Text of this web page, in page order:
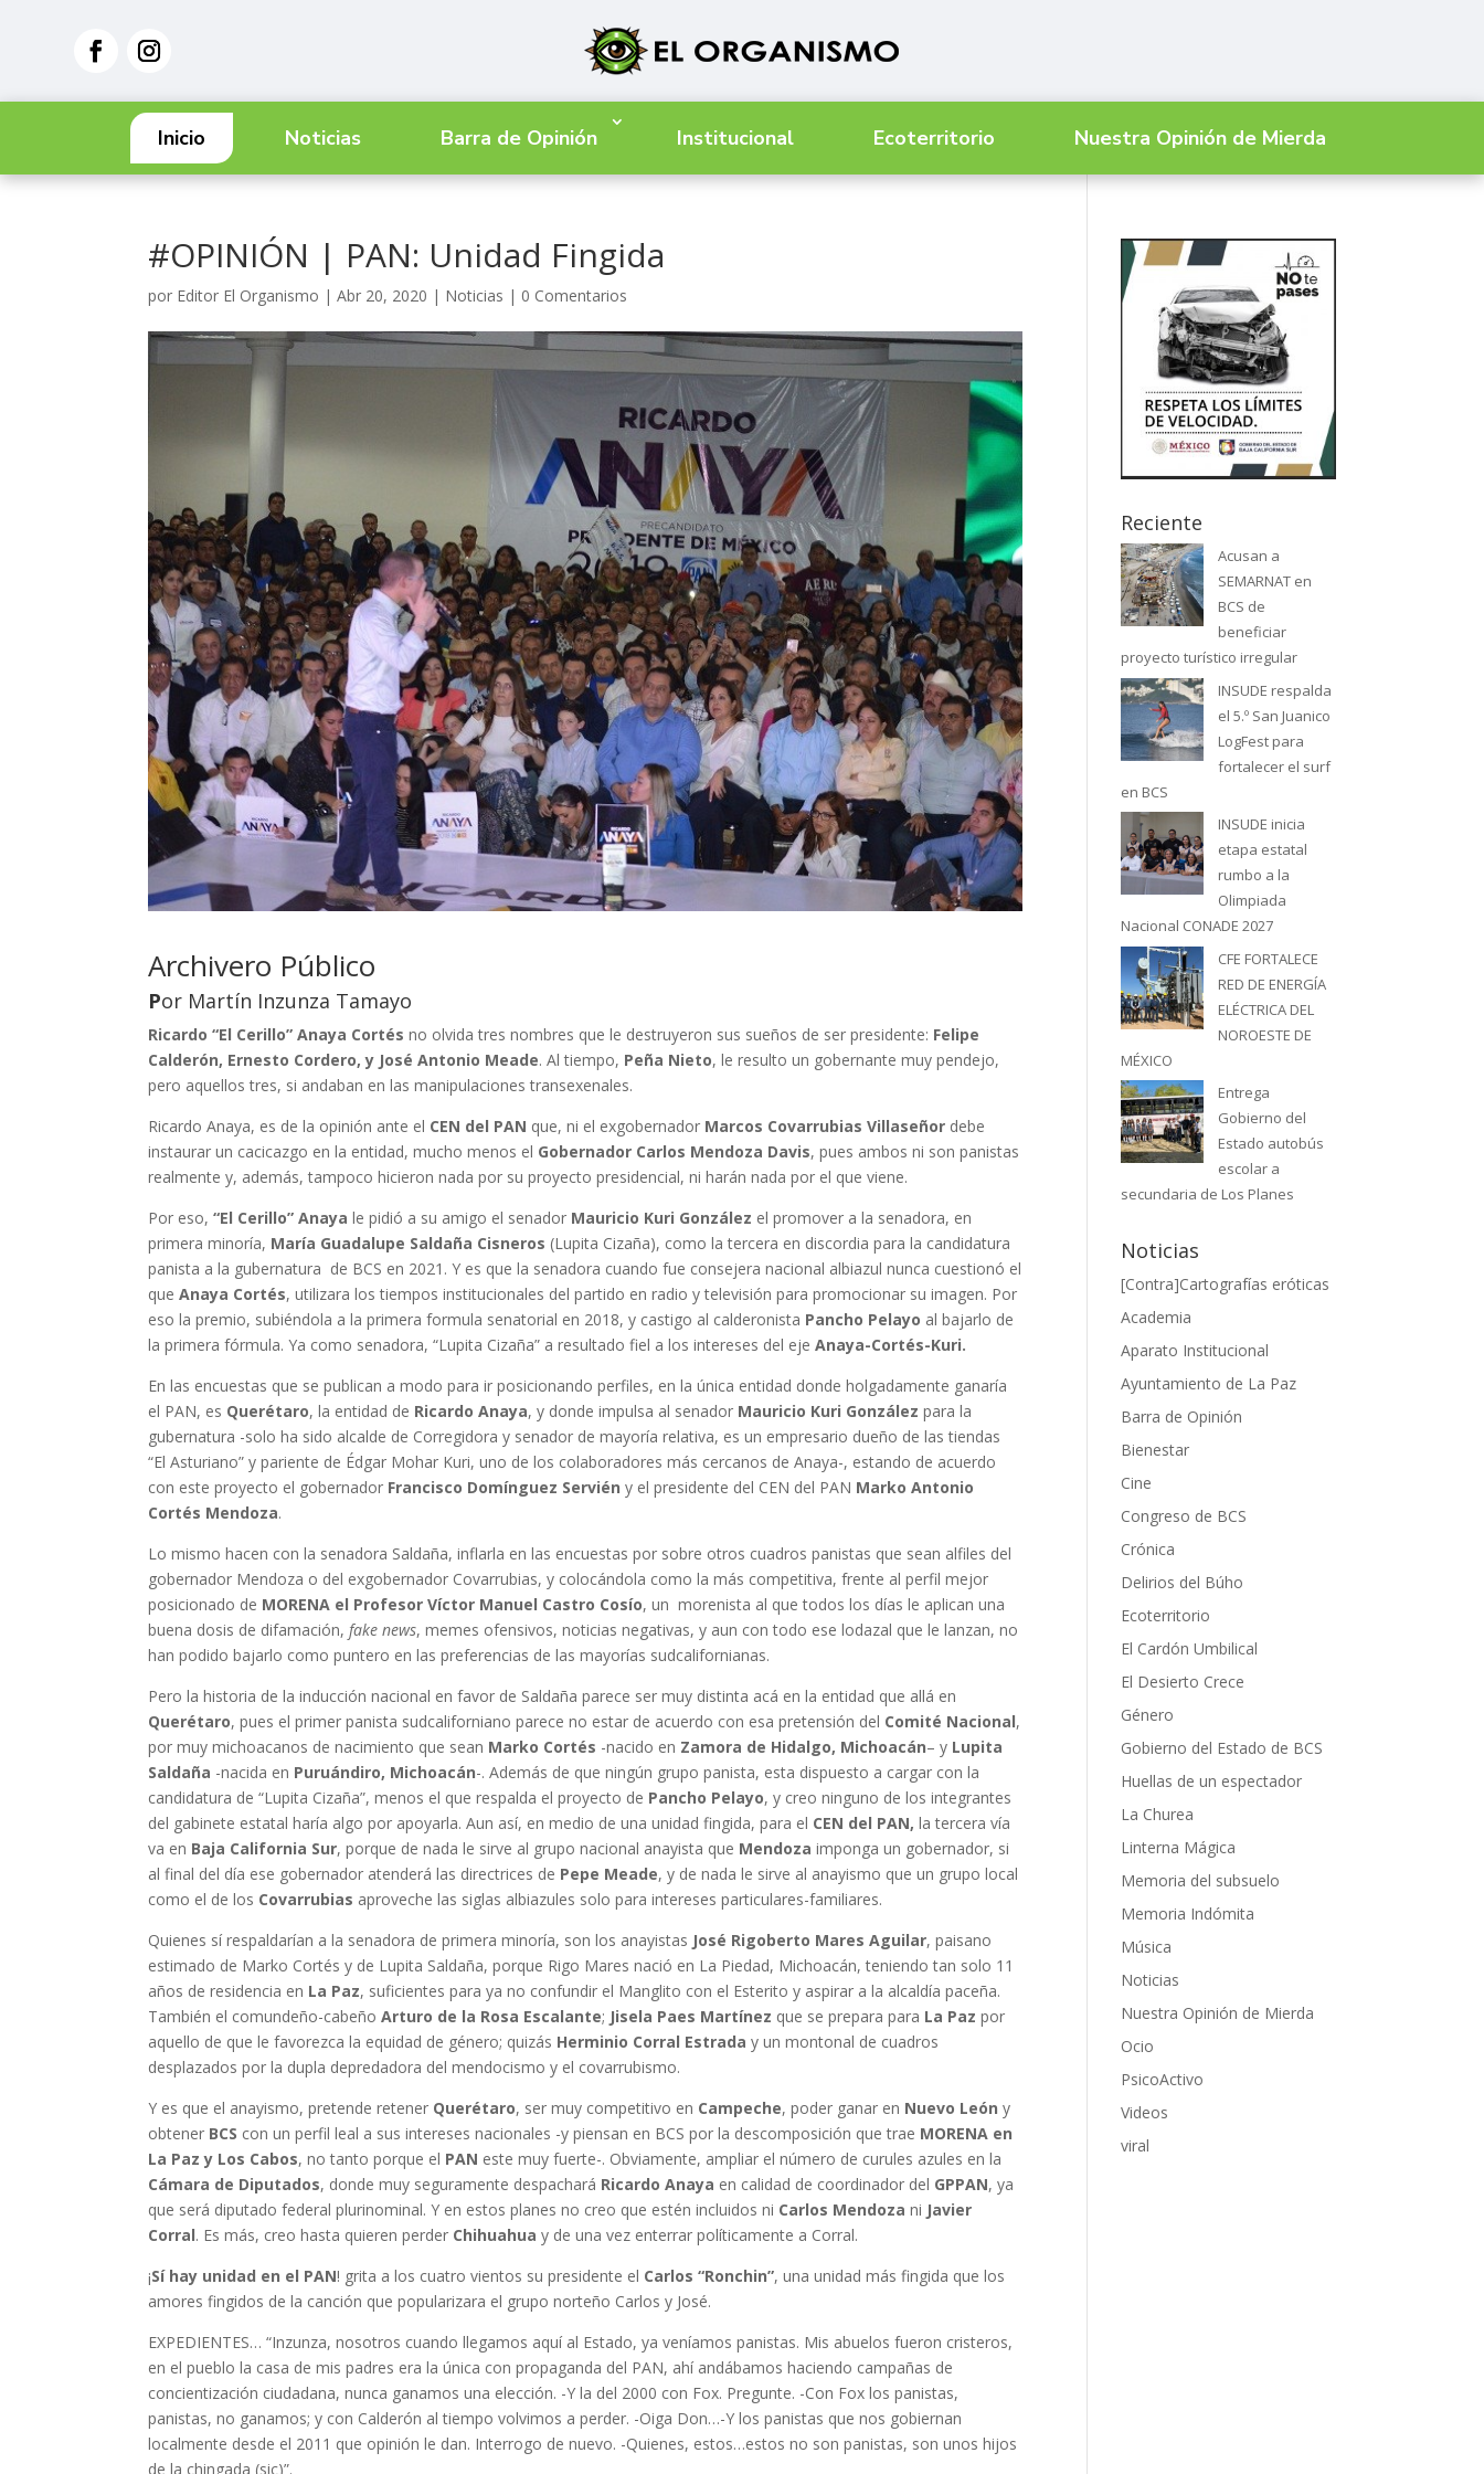
Inicio Noticias Barra de Opinión Institucional Ecoterritorio Nuestra Opinión de Mierda
#OPINIÓN | PAN: Unidad Fingida
por Editor El Organismo |Abr 20, 2020 | Noticias | 0 Comentarios
Archivero Público
Por Martín Inzunza Tamayo
Ricardo “El Cerillo” Anaya Cortés no olvida tres nombres que le destruyeron sus sueños de ser presidente: Felipe
Calderón, Ernesto Cordero, y José Antonio Meade. Al tiempo, Peña Nieto, le resulto un gobernante muy pendejo,
pero aquellos tres, si andaban en las manipulaciones transexenales.
Ricardo Anaya, es de la opinión ante el CEN del PAN que, ni el exgobernador Marcos Covarrubias Villaseñor debe
instaurar un cacicazgo en la entidad, mucho menos el Gobernador Carlos Mendoza Davis, pues ambos ni son panistas
realmente y, además, tampoco hicieron nada por su proyecto presidencial, ni harán nada por el que viene.
Por eso,“El Cerillo” Anaya le pidió a su amigo el senador Mauricio Kuri González el promover a la senadora, en
primera minoría, María Guadalupe Saldaña Cisneros (Lupita Cizaña), como la tercera en discordia para la candidatura
panista a la gubernatura de BCS en 2021. Y es que la senadora cuando fue consejera nacional albiazul nunca cuestionó el
queAnaya Cortés, utilizara los tiempos institucionales del partido en radio y televisión para promocionar su imagen. Por
eso la premio, subiéndola a la primera formula senatorial en 2018, y castigo al calderonista Pancho Pelayo al bajarlo de
la primera fórmula. Ya como senadora, “Lupita Cizaña” a resultado fiel a los intereses del ejeAnaya-Cortés-Kuri.
En las encuestas que se publican a modo para ir posicionando perfiles, en la única entidad donde holgadamente ganaría
el PAN, es Querétaro, la entidad de Ricardo Anaya, y donde impulsa al senador Mauricio Kuri González para la
gubernatura -solo ha sido alcalde de Corregidora y senador de mayoría relativa, es un empresario dueño de las tiendas
“El Asturiano” y pariente de Édgar Mohar Kuri, uno de los colaboradores más cercanos de Anaya-, estando de acuerdo
con este proyecto el gobernador Francisco Domínguez Servién y el presidente del CEN del PAN Marko Antonio
Cortés Mendoza.
Lo mismo hacen con la senadora Saldaña, inflarla en las encuestas por sobre otros cuadros panistas que sean alfiles del
gobernador Mendoza o del exgobernador Covarrubias, y colocándola como la más competitiva, frente al perfil mejor
posicionado de MORENA el Profesor Víctor Manuel Castro Cosío, un morenista al que todos los días le aplican una
buena dosis de difamación,fake news, memes ofensivos, noticias negativas, y aun con todo ese lodazal que le lanzan, no
han podido bajarlo como puntero en las preferencias de las mayorías sudcalifornianas.
Pero la historia de la inducción nacional en favor de Saldaña parece ser muy distinta acá en la entidad que allá en
Querétaro, pues el primer panista sudcaliforniano parece no estar de acuerdo con esa pretensión del Comité Nacional,
por muy michoacanos de nacimiento que sean Marko Cortés -nacido en Zamora de Hidalgo, Michoacán– y Lupita
Saldaña -nacida en Puruándiro, Michoacán-. Además de que ningún grupo panista, esta dispuesto a cargar con la
candidatura de “Lupita Cizaña”, menos el que respalda el proyecto de Pancho Pelayo, y creo ninguno de los integrantes
del gabinete estatal haría algo por apoyarla. Aun así, en medio de una unidad fingida, para el CEN del PAN, la tercera vía
va en Baja California Sur, porque de nada le sirve al grupo nacional anayista que Mendoza imponga un gobernador, si
al final del día ese gobernador atenderá las directrices de Pepe Meade, y de nada le sirve al anayismo que un grupo local
como el de los Covarrubias aproveche las siglas albiazules solo para intereses particulares-familiares.
Quienes sí respaldarían a la senadora de primera minoría, son los anayistas José Rigoberto Mares Aguilar, paisano
estimado de Marko Cortés y de Lupita Saldaña, porque Rigo Mares nació en La Piedad, Michoacán, teniendo tan solo 11
años de residencia en La Paz, suficientes para ya no confundir el Manglito con el Esterito y aspirar a la alcaldía paceña.
También el comundeño-cabeñoArturo de la Rosa Escalante; Jisela Paes Martínez que se prepara para La Paz por
aquello de que le favorezca la equidad de género; quizás Herminio Corral Estrada y un montonal de cuadros
desplazados por la dupla depredadora del mendocismo y el covarrubismo.
Y es que el anayismo, pretende retener Querétaro, ser muy competitivo en Campeche, poder ganar en Nuevo León y
obtener BCS con un perfil leal a sus intereses nacionales -y piensan en BCS por la descomposición que trae MORENA en
La Paz y Los Cabos, no tanto porque el PAN este muy fuerte-. Obviamente, ampliar el número de curules azules en la
Cámara de Diputados, donde muy seguramente despachará Ricardo Anaya en calidad de coordinador del GPPAN, ya
que será diputado federal plurinominal. Y en estos planes no creo que estén incluidos ni Carlos Mendoza ni Javier
Corral. Es más, creo hasta quieren perder Chihuahua y de una vez enterrar políticamente a Corral.
¡Sí hay unidad en el PAN! grita a los cuatro vientos su presidente el Carlos “Ronchin”, una unidad más fingida que los
amores fingidos de la canción que popularizara el grupo norteño Carlos y José.
EXPEDIENTES… “Inzunza, nosotros cuando llegamos aquí al Estado, ya veníamos panistas. Mis abuelos fueron cristeros,
en el pueblo la casa de mis padres era la única con propaganda del PAN, ahí andábamos haciendo campañas de
concientización ciudadana, nunca ganamos una elección. -Y la del 2000 con Fox. Pregunte. -Con Fox los panistas,
panistas, no ganamos; y con Calderón al tiempo volvimos a perder. -Oiga Don…-Y los panistas que nos gobiernan
localmente desde el 2011 que opinión le dan. Interrogo de nuevo. -Quienes, estos…estos no son panistas, son unos hijos
de la chingada (sic)”.
Reciente
Acusan a
SEMARNAT en
BCS de
beneficiar
proyecto turístico irregular
INSUDE respalda
el 5.º San Juanico
LogFest para
fortalecer el surf
en BCS
INSUDE inicia
etapa estatal
rumbo a la
Olimpiada
Nacional CONADE 2027
CFE FORTALECE
RED DE ENERGÍA
ELÉCTRICA DEL
NOROESTE DE
MÉXICO
Entrega
Gobierno del
Estado autobús
escolar a
secundaria de Los Planes
Noticias
[Contra]Cartografías eróticas
Academia
Aparato Institucional
Ayuntamiento de La Paz
Barra de Opinión
Bienestar
Cine
Congreso de BCS
Crónica
Delirios del Búho
Ecoterritorio
El Cardón Umbilical
El Desierto Crece
Género
Gobierno del Estado de BCS
Huellas de un espectador
La Churea
Linterna Mágica
Memoria del subsuelo
Memoria Indómita
Música
Noticias
Nuestra Opinión de Mierda
Ocio
PsicoActivo
Videos
viral